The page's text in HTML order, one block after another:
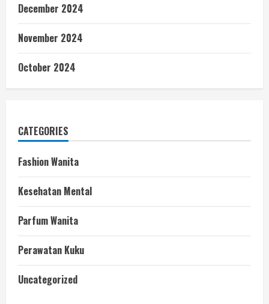
December 2024
November 2024
October 2024
CATEGORIES
Fashion Wanita
Kesehatan Mental
Parfum Wanita
Perawatan Kuku
Uncategorized